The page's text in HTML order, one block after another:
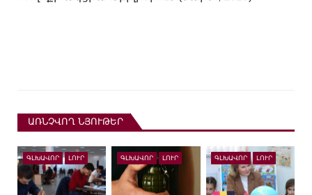
ԱՌՆՉՎՈՂ ՆՅՈՒԹԵՐ
ԳԼԽԱՎՈՐ ԼՈՒՐ ԳԼԽԱՎՈՐ ԼՈՒՐ ԳԼԽԱՎՈՐ ԼՈՒՐ